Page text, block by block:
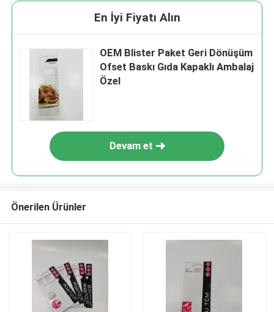
En İyi Fiyatı Alın
OEM Blister Paket Geri Dönüşüm
Ofset Baskı Gıda Kapaklı Ambalaj
Özel
Devam et
Önerilen Ürünler